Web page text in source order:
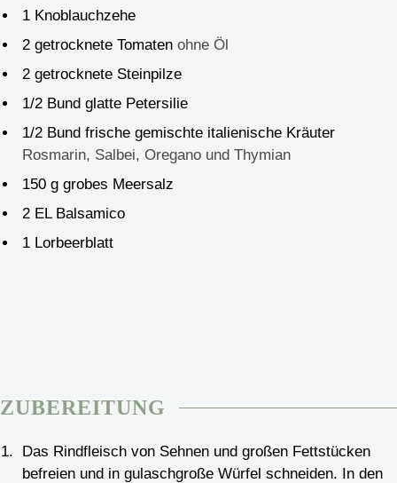
1 Knoblauchzehe
2 getrocknete Tomaten ohne Öl
2 getrocknete Steinpilze
1/2 Bund glatte Petersilie
1/2 Bund frische gemischte italienische Kräuter
Rosmarin, Salbei, Oregano und Thymian
150 g grobes Meersalz
2 EL Balsamico
1 Lorbeerblatt
ZUBEREITUNG
Das Rindfleisch von Sehnen und großen Fettstücken
befreien und in gulaschgroße Würfel schneiden. In den